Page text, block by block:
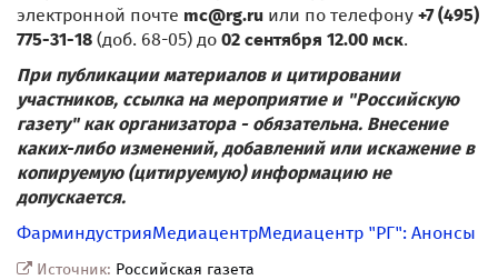
электронной почте mc@rg.ru или по телефону +7 (495)
775-31-18 (доб. 68-05) до 02 сентября 12.00 мск.
При публикации материалов и цитировании
участников, ссылка на мероприятие и "Российскую
газету" как организатора - обязательна. Внесение
каких-либо изменений, добавлений или искажение в
копируемую (цитируемую) информацию не
допускается.
ФарминдустрияМедиацентрМедиацентр "РГ": Анонсы
Источник: Российская газета